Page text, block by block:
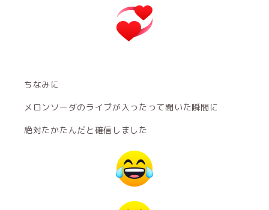
ちなみに
メロンソーダのライブが入ったって聞いた瞬間に
絶対たかたんだと確信しました